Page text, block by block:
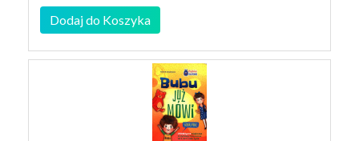
Dodaj do Koszyka